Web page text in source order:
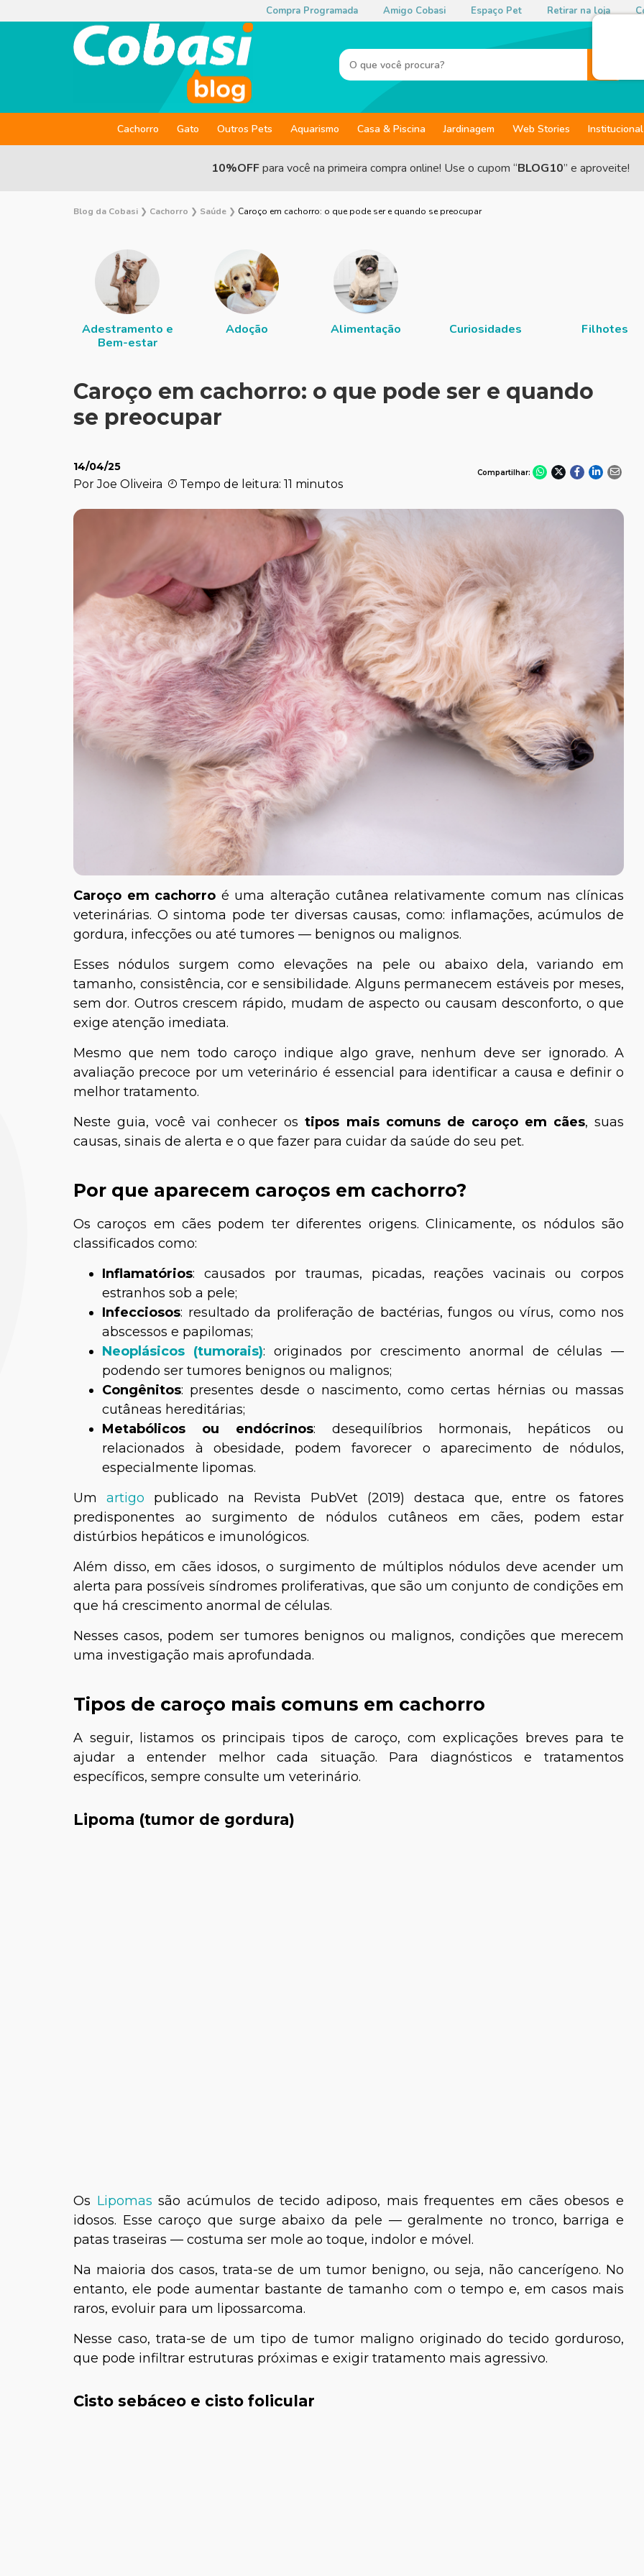
Compra Programada Amigo Cobasi Espaço Pet Retirar na loja
Cachorro Gato Outros Pets Aquarismo Casa & Piscina Jardinagem Web Stories Institucional
10%OFFpara você na primeira compra online! Use o cupom “BLOG10” e aproveite!
Blog da Cobasi ❯ Cachorro ❯ Saúde ❯ Caroço em cachorro: o que pode ser e quando se preocupar
Adestramento e
Bem-estar
Adoção Alimentação Curiosidades Filhotes
Caroço em cachorro: o que pode ser e quando
se preocupar
14/04/25
Por Joe Oliveira Tempo de leitura: 11 minutos
Compartilhar:
Caroço em cachorro é uma alteração cutânea relativamente comum nas clínicas
veterinárias. O sintoma pode ter diversas causas, como: inflamações, acúmulos de
gordura, infecções ou até tumores — benignos ou malignos.
Esses nódulos surgem como elevações na pele ou abaixo dela, variando em
tamanho, consistência, cor e sensibilidade. Alguns permanecem estáveis por meses,
sem dor. Outros crescem rápido, mudam de aspecto ou causam desconforto, o que
exige atenção imediata.
Mesmo que nem todo caroço indique algo grave, nenhum deve ser ignorado. A
avaliação precoce por um veterinário é essencial para identificar a causa e definir o
melhor tratamento.
Neste guia, você vai conhecer ostipos mais comuns de caroço em cães, suas
causas, sinais de alerta e o que fazer para cuidar da saúde do seu pet.
Por que aparecem caroços em cachorro?
Os caroços em cães podem ter diferentes origens. Clinicamente, os nódulos são
classificados como:
Inflamatórios: causados por traumas, picadas, reações vacinais ou corpos
estranhos sob a pele;
Infecciosos: resultado da proliferação de bactérias, fungos ou vírus, como nos
abscessos e papilomas;
Neoplásicos (tumorais): originados por crescimento anormal de células —
podendo ser tumores benignos ou malignos;
Congênitos: presentes desde o nascimento, como certas hérnias ou massas
cutâneas hereditárias;
Metabólicos ou endócrinos: desequilíbrios hormonais, hepáticos ou
relacionados à obesidade, podem favorecer o aparecimento de nódulos,
especialmente lipomas.
Um artigo publicado na Revista PubVet (2019) destaca que, entre os fatores
predisponentes ao surgimento de nódulos cutâneos em cães, podem estar
distúrbios hepáticos e imunológicos.
Além disso, em cães idosos, o surgimento de múltiplos nódulos deve acender um
alerta para possíveis síndromes proliferativas, que são um conjunto de condições em
que há crescimento anormal de células.
Nesses casos, podem ser tumores benignos ou malignos, condições que merecem
uma investigação mais aprofundada.
Tipos de caroço mais comuns em cachorro
A seguir, listamos os principais tipos de caroço, com explicações breves para te
ajudar a entender melhor cada situação. Para diagnósticos e tratamentos
específicos, sempre consulte um veterinário.
Lipoma (tumor de gordura)
Os Lipomas são acúmulos de tecido adiposo, mais frequentes em cães obesos e
idosos. Esse caroço que surge abaixo da pele — geralmente no tronco, barriga e
patas traseiras — costuma ser mole ao toque, indolor e móvel.
Na maioria dos casos, trata-se de um tumor benigno, ou seja, não cancerígeno. No
entanto, ele pode aumentar bastante de tamanho com o tempo e, em casos mais
raros, evoluir para um lipossarcoma.
Nesse caso, trata-se de um tipo de tumor maligno originado do tecido gorduroso,
que pode infiltrar estruturas próximas e exigir tratamento mais agressivo.
Cisto sebáceo e cisto folicular
Dra. Talita Ellen Pastore Dra. Nathalia Martins